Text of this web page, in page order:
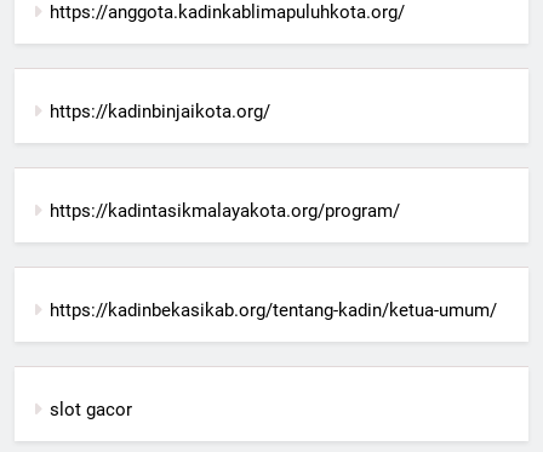
https://anggota.kadinkablimapuluhkota.org/
https://kadinbinjaikota.org/
https://kadintasikmalayakota.org/program/
https://kadinbekasikab.org/tentang-kadin/ketua-umum/
slot gacor